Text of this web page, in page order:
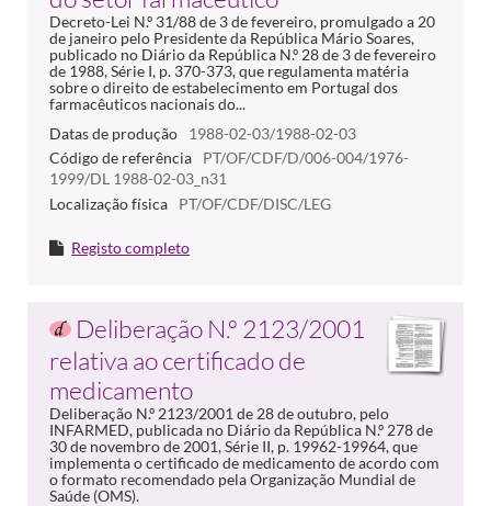
Decreto-Lei N.º 31/88 de 3 de fevereiro, promulgado a 20
de janeiro pelo Presidente da República Mário Soares,
publicado no Diário da República N.º 28 de 3 de fevereiro
de 1988, Série I, p. 370-373, que regulamenta matéria
sobre o direito de estabelecimento em Portugal dos
farmacêuticos nacionais do...
Datas de produção
1988-02-03/1988-02-03
Código de referência
PT/OF/CDF/D/006-004/1976-
1999/DL 1988-02-03_n31
Localização física
PT/OF/CDF/DISC/LEG
Registo completo
Deliberação N.º 2123/2001
relativa ao certificado de
medicamento
Deliberação N.º 2123/2001 de 28 de outubro, pelo
INFARMED, publicada no Diário da República N.º 278 de
30 de novembro de 2001, Série II, p. 19962-19964, que
implementa o certificado de medicamento de acordo com
o formato recomendado pela Organização Mundial de
Saúde (OMS).